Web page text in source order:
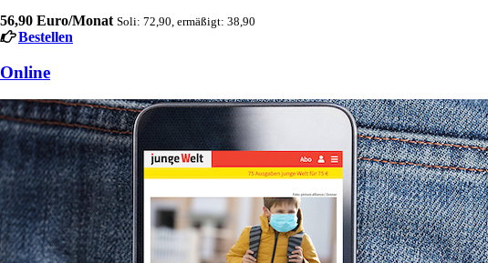
56,90 Euro/Monat Soli: 72,90, ermäßigt: 38,90
Bestellen
Online